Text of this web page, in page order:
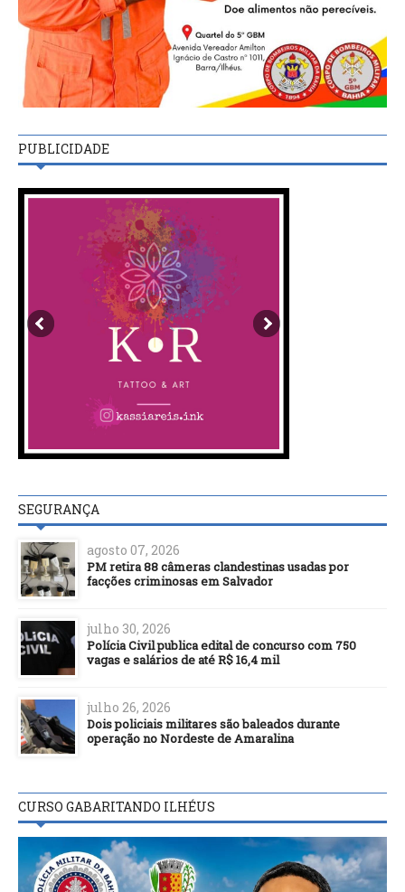
PUBLICIDADE
SEGURANÇA
agosto 07, 2026
PM retira 88 câmeras clandestinas usadas por
facções criminosas em Salvador
julho 30, 2026
Polícia Civil publica edital de concurso com 750
vagas e salários de até R$ 16,4 mil
julho 26, 2026
Dois policiais militares são baleados durante
operação no Nordeste de Amaralina
CURSO GABARITANDO ILHÉUS